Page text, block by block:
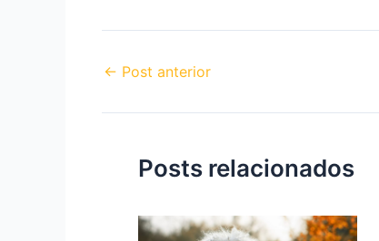
← Post anterior
Posts relacionados